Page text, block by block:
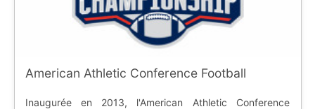
American Athletic Conference Football
Inaugurée en 2013, l'American Athletic Conference